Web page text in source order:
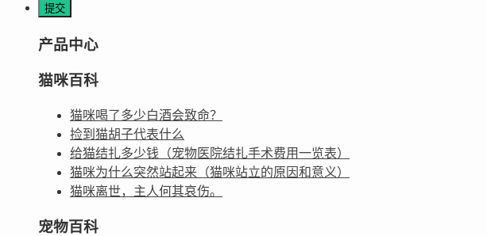
产品中心
猫咪百科
猫咪喝了多少白酒会致命？
捡到猫胡子代表什么
给猫结扎多少钱（宠物医院结扎手术费用一览表）
猫咪为什么突然站起来（猫咪站立的原因和意义）
猫咪离世，主人何其哀伤。
宠物百科